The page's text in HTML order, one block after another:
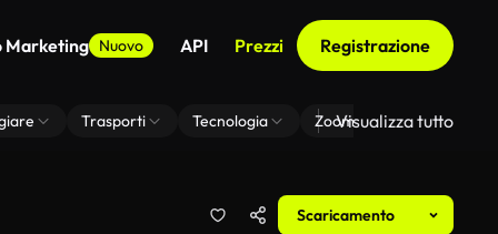
Marketing Nuovo API Prezzi Registrazione
Trasporti Tecnologia Zoom Di Sfondo Virtuale
Visualizza tutto
Scaricamento